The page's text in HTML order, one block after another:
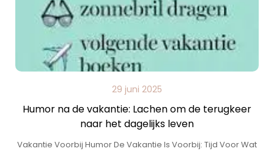
29 juni 2025
Humor na de vakantie: Lachen om de terugkeer
naar het dagelijks leven
Vakantie Voorbij Humor De Vakantie Is Voorbij: Tijd Voor Wat